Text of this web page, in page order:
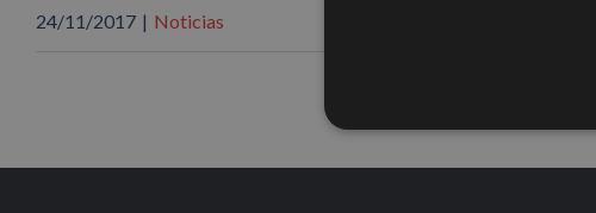
24/11/2017 | Noticias